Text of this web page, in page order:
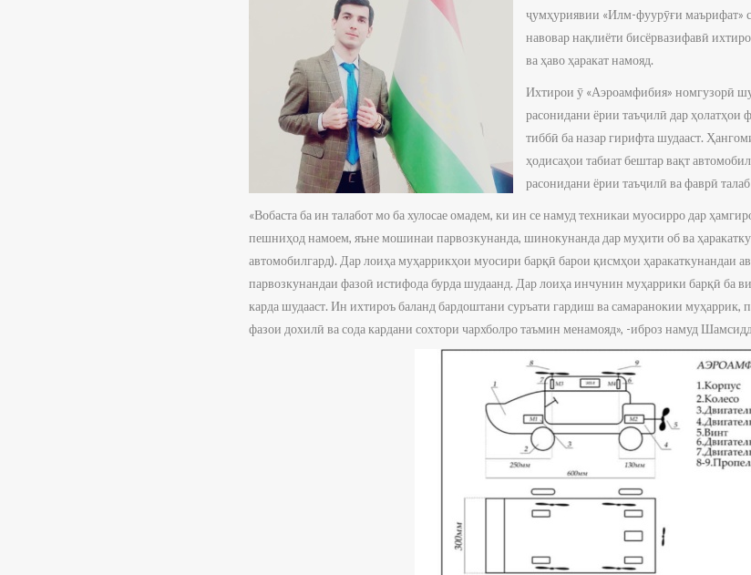
ҷумҳуриявии «Илм-фуурӯғи маърифат»
навовар нақлиёти бисёрвазифавӣ
ва ҳаво ҳаракат намояд.
Ихтирои ӯ «Аэроамфибия» номгузорӣ
расонидани ёрии таъҷилӣ дар ҳолатҳои
тиббӣ ба назар гирифта шудааст.
ҳодисаҳои табиат бештар вақт
расонидани ёрии таъҷилӣ ва фаврӣ
«Вобаста ба ин талабот мо ба хулосае омадем, ки ин се намуд техникаи муосирро дар
пешниҳод намоем, яъне мошинаи парвозкунанда, шинокунанда дар муҳити об ва
автомобилгард). Дар лоиҳа муҳаррикҳои муосири барқӣ барои қисмҳои ҳаракаткунандаи
парвозкунандаи фазоӣ истифода бурда шудаанд. Дар лоиҳа инчунин муҳаррики барқӣ ба
карда шудааст. Ин ихтироъ баланд бардоштани суръати гардиш ва самаранокии муҳаррик,
фазои дохилӣ ва сода кардани сохтори чархболро таъмин менамояд», -иброз намуд